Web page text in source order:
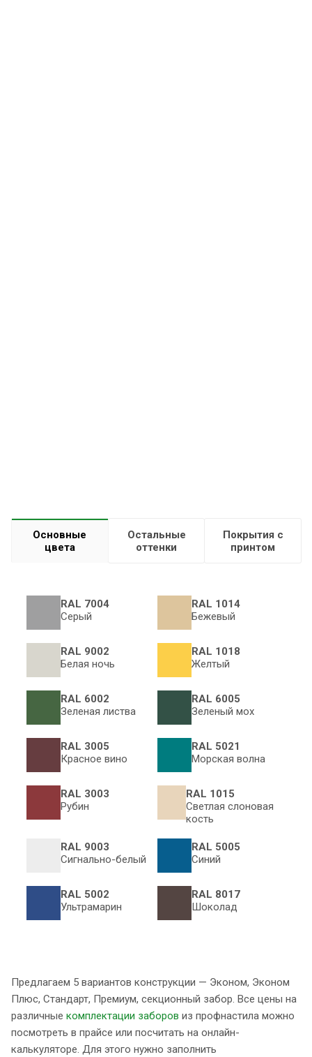
Основные
цвета
Остальные
оттенки
Покрытия с
принтом
RAL 7004
Серый
RAL 1014
Бежевый
RAL 9002
Белая ночь
RAL 1018
Желтый
RAL 6002
Зеленая листва
RAL 6005
Зеленый мох
RAL 3005
Красное вино
RAL 5021
Морская волна
RAL 3003
Рубин
RAL 1015
Светлая слоновая
кость
RAL 9003
Сигнально-белый
RAL 5005
Синий
RAL 5002
Ультрамарин
RAL 8017
Шоколад
Предлагаем 5 вариантов конструкции — Эконом, Эконом
Плюс, Стандарт, Премиум, секционный забор. Все цены на
различные комплектации заборов из профнастила можно
посмотреть в прайсе или посчитать на онлайн-
калькуляторе. Для этого нужно заполнить